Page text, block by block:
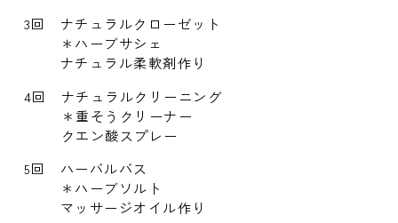
3回
ナチュラルクローゼット
＊ハーブサシェ
ナチュラル柔軟剤作り
4回
ナチュラルクリーニング
＊重そうクリーナー
クエン酸スプレー
5回
ハーバルバス
＊ハーブソルト
マッサージオイル作り